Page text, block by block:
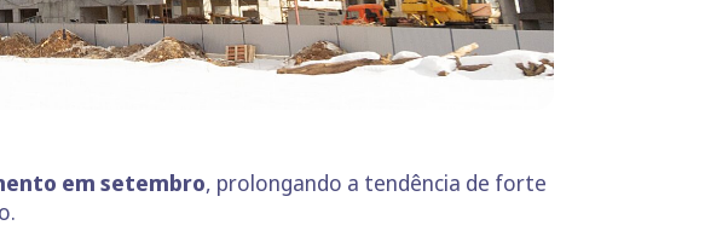
em setembro, prolongando a tendência de forte